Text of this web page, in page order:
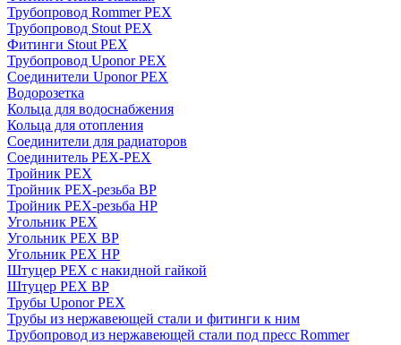
Трубопровод Rommer PEX
Трубопровод Stout PEX
Фитинги Stout PEX
Трубопровод Uponor PEX
Соединители Uponor PEX
Водорозетка
Кольца для водоснабжения
Кольца для отопления
Соединители для радиаторов
Соединитель PEX-PEX
Тройник PEX
Тройник PEX-резьба ВР
Тройник PEX-резьба НР
Угольник PEX
Угольник PEX ВР
Угольник PEX НР
Штуцер PEX c накидной гайкой
Штуцер PEX ВР
Трубы Uponor PEX
Трубы из нержавеющей стали и фитинги к ним
Трубопровод из нержавеющей стали под пресс Rommer